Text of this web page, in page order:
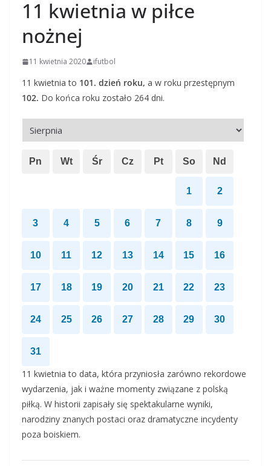
11 kwietnia w piłce
nożnej
11 kwietnia 2020 ifutbol
11 kwietnia to 101. dzień roku, a w roku przestępnym
102. Do końca roku zostało 264 dni.
Pn Wt Śr Cz Pt So Nd
1 2
3 4 5 6 7 8 9
10 11 12 13 14 15 16
17 18 19 20 21 22 23
24 25 26 27 28 29 30
31
11 kwietnia to data, która przyniosła zarówno rekordowe
wydarzenia, jak i ważne momenty związane z polską
piłką. W historii zapisały się spektakularne wyniki,
narodziny znanych postaci oraz dramatyczne incydenty
poza boiskiem.